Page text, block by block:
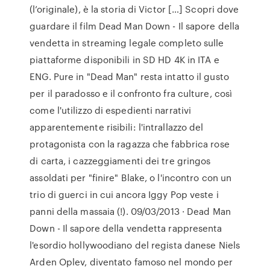
(l’originale), è la storia di Victor […] Scopri dove
guardare il film Dead Man Down - Il sapore della
vendetta in streaming legale completo sulle
piattaforme disponibili in SD HD 4K in ITA e
ENG. Pure in "Dead Man" resta intatto il gusto
per il paradosso e il confronto fra culture, così
come l'utilizzo di espedienti narrativi
apparentemente risibili: l'intrallazzo del
protagonista con la ragazza che fabbrica rose
di carta, i cazzeggiamenti dei tre gringos
assoldati per "finire" Blake, o l'incontro con un
trio di guerci in cui ancora Iggy Pop veste i
panni della massaia (!). 09/03/2013 · Dead Man
Down - Il sapore della vendetta rappresenta
l'esordio hollywoodiano del regista danese Niels
Arden Oplev, diventato famoso nel mondo per